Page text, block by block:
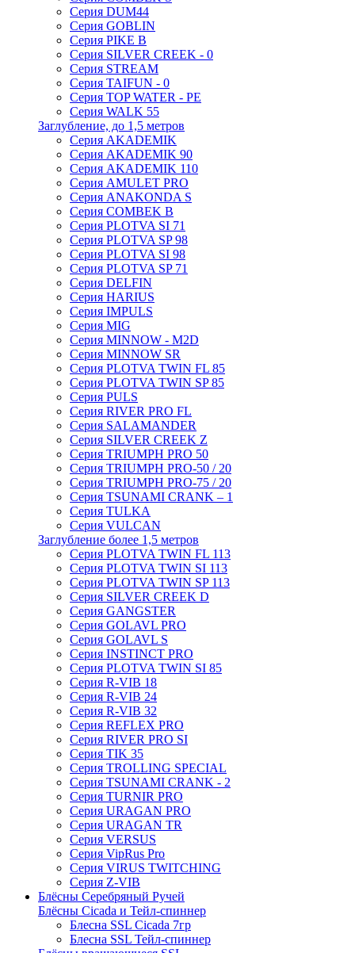
Серия DUM44
Серия GOBLIN
Серия PIKE B
Серия SILVER CREEK - 0
Серия STREAM
Серия TAIFUN - 0
Серия TOP WATER - PE
Серия WALK 55
Заглубление, до 1,5 метров
Серия AKADEMIK
Серия AKADEMIK 90
Серия AKADEMIK 110
Серия AMULET PRO
Серия ANAKONDA S
Серия COMBEK B
Серия PLOTVA SI 71
Серия PLOTVA SP 98
Серия PLOTVA SI 98
Серия PLOTVA SP 71
Серия DELFIN
Серия HARIUS
Серия IMPULS
Серия MIG
Серия MINNOW - M2D
Серия MINNOW SR
Серия PLOTVA TWIN FL 85
Серия PLOTVA TWIN SP 85
Серия PULS
Серия RIVER PRO FL
Серия SALAMANDER
Серия SILVER CREEK Z
Серия TRIUMPH PRO 50
Серия TRIUMPH PRO-50 / 20
Серия TRIUMPH PRO-75 / 20
Серия TSUNAMI CRANK – 1
Серия TULKA
Серия VULCAN
Заглубление более 1,5 метров
Серия PLOTVA TWIN FL 113
Серия PLOTVA TWIN SI 113
Серия PLOTVA TWIN SP 113
Серия SILVER CREEK D
Серия GANGSTER
Серия GOLAVL PRO
Серия GOLAVL S
Серия INSTINCT PRO
Серия PLOTVA TWIN SI 85
Серия R-VIB 18
Серия R-VIB 24
Серия R-VIB 32
Серия REFLEX PRO
Серия RIVER PRO SI
Серия TIK 35
Серия TROLLING SPECIAL
Серия TSUNAMI CRANK - 2
Серия TURNIR PRO
Серия URAGAN PRO
Серия URAGAN TR
Серия VERSUS
Серия VipRus Pro
Серия VIRUS TWITCHING
Серия Z-VIB
Блёсны Серебряный Ручей
Блёсны Cicada и Тейл-спиннер
Блесна SSL Cicada 7гр
Блесна SSL Тейл-спиннер